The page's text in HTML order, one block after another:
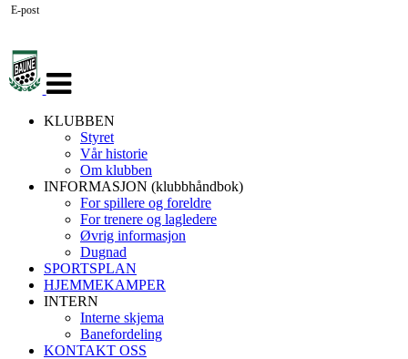
navigasjon
KLUBBEN
Styret
Vår historie
Om klubben
INFORMASJON (klubbhåndbok)
For spillere og foreldre
For trenere og lagledere
Øvrig informasjon
Dugnad
SPORTSPLAN
HJEMMEKAMPER
INTERN
Interne skjema
Banefordeling
KONTAKT OSS
E-post